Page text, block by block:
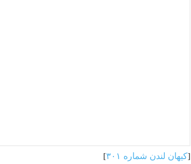
[کیهان لندن شماره ۳۰۱ ]